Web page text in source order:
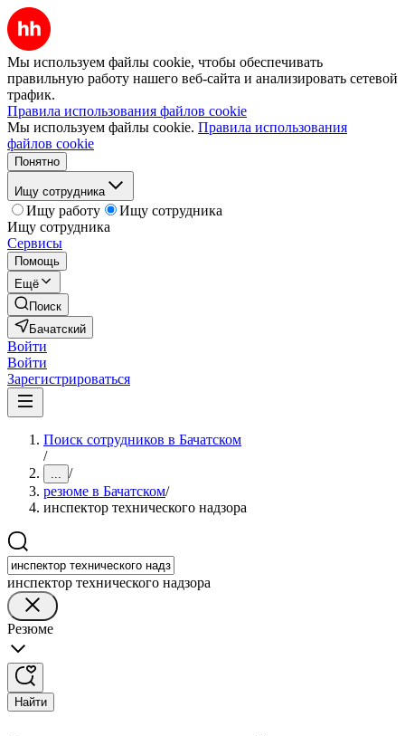
Мы используем файлы cookie, чтобы обеспечивать
правильную работу нашего веб-сайта и анализировать сетевой
трафик.
Правила использования файлов cookie
Мы используем файлы cookie. Правила использования
файлов cookie
Понятно
Ищу сотрудника
Ищу работу
Ищу сотрудника
Ищу сотрудника
Сервисы
Помощь
Ещё
Поиск
Бачатский
Войти
Войти
Зарегистрироваться
Поиск сотрудников в Бачатском
/
... /
резюме в Бачатском/
инспектор технического надзора
инспектор технического надзора
Резюме
Найти